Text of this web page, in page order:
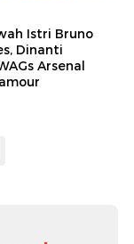
Istri Bruno
Dinanti
Arsenal